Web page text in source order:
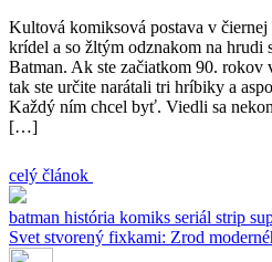
Kultová komiksová postava v
krídel a so žltým odznakom na hrudi
Batman. Ak ste začiatkom 90. rokov
tak ste určite narátali tri hríbiky a
Každý ním chcel byť. Viedli sa
[…]
celý článok
batman história komiks seriál strip
Svet stvorený fixkami: Zrod